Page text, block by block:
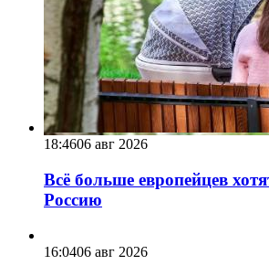
18:4606 авг 2026
Всё больше европейцев
Россию
16:0406 авг 2026